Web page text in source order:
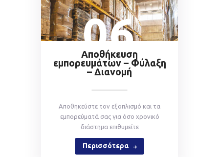
06
Αποθήκευση
εμπορευμάτων – Φύλαξη
– Διανομή
Αποθηκεύστε τον εξοπλισμό και τα
εμπορεύματά σας για όσο χρονικό
διάστημα επιθυμείτε
Περισσότερα